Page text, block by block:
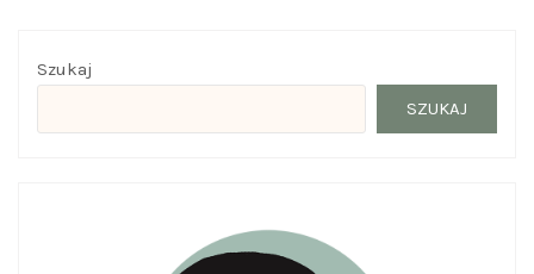
Szukaj
SZUKAJ